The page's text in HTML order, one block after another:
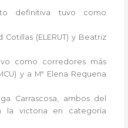
definitiva tuvo como
(ELERUT) y Beatriz
como corredores más
y a Mª Elena Requena
Carrascosa, ambos del
la victoria en categoría